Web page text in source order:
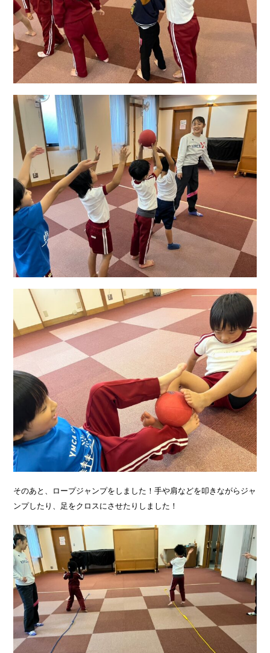
そのあと、ロープジャンプをしました！手や肩などを叩きながらジャ
ンプしたり、足をクロスにさせたりしました！